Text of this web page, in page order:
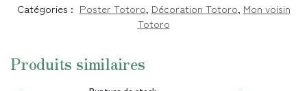
Catégories : Poster Totoro, Décoration Totoro, Mon voisin
Totoro
Produits similaires